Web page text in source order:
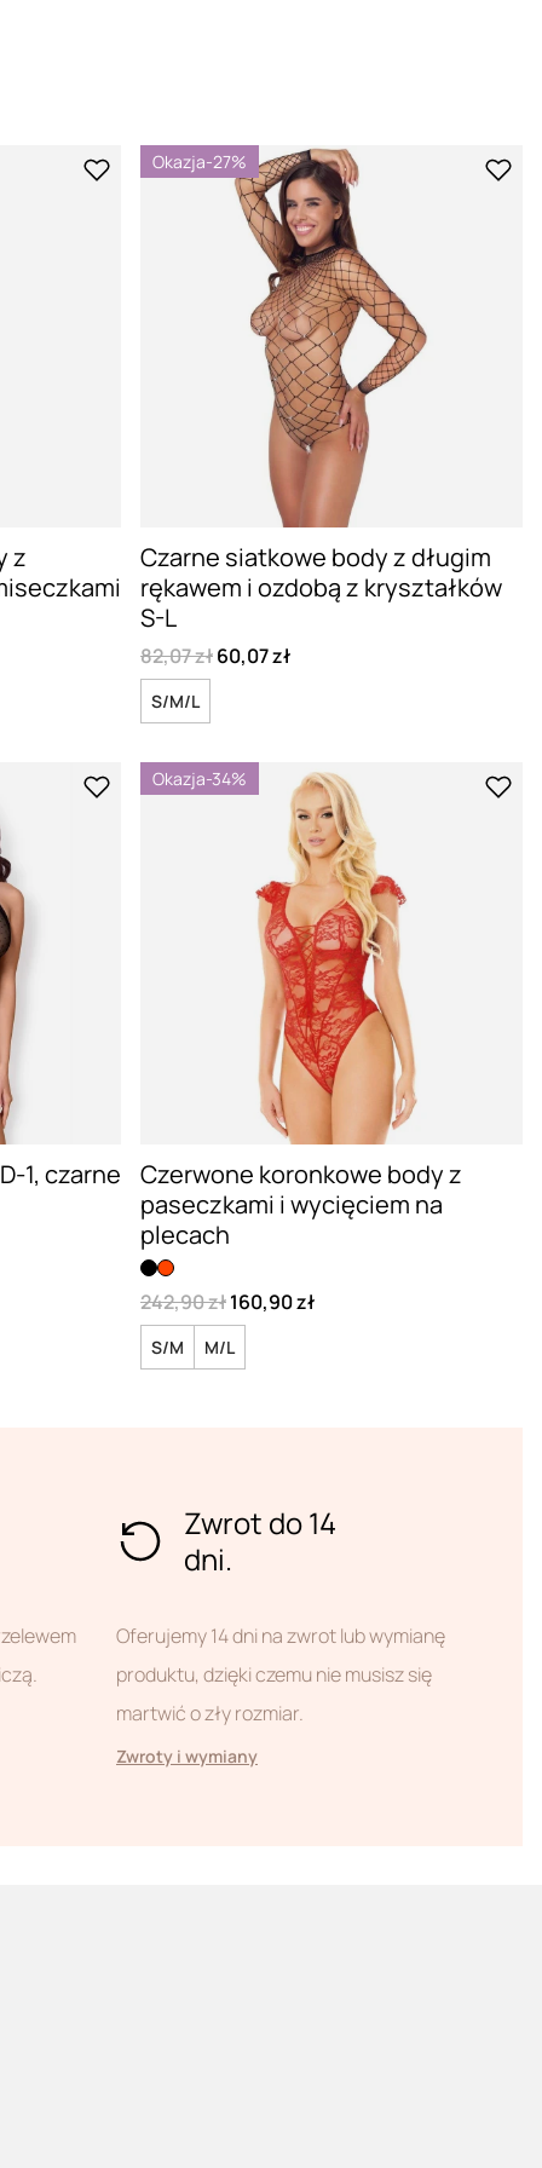
z
Okazja-27%
Czarne siatkowe body z długim
rękawem i ozdobą z kryształków
S-L
82,07 zł60,07 zł
S/M/L
1, czarne
Okazja-34%
Czerwone koronkowe body z
paseczkami i wycięciem na
plecach
242,90 zł160,90 zł
S/M M/L
Zwrot do 14
dni.
Oferujemy 14 dni na zwrot lub wymianę
produktu, dzięki czemu nie musisz się
martwić o zły rozmiar.
Zwroty i wymiany